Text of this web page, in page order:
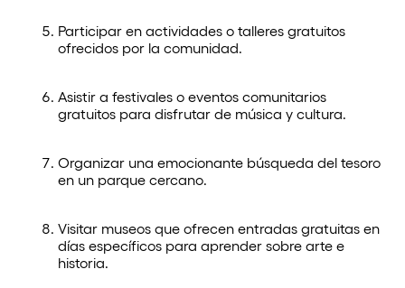
Participar en actividades o talleres gratuitos
ofrecidos por la comunidad.
Asistir a festivales o eventos comunitarios
gratuitos para disfrutar de música y cultura.
Organizar una emocionante búsqueda del tesoro
en un parque cercano.
Visitar museos que ofrecen entradas gratuitas en
días específicos para aprender sobre arte e
historia.